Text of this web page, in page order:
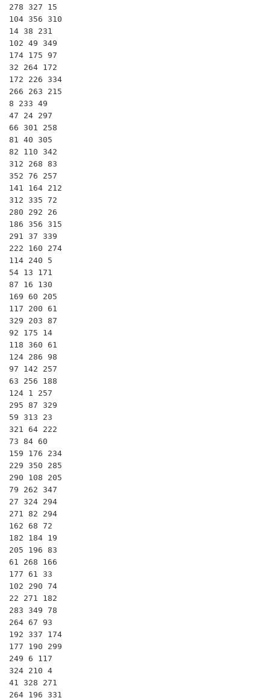
278 327 15
104 356 310
14 38 231
102 49 349
174 175 97
32 264 172
172 226 334
266 263 215
8 233 49
47 24 297
66 301 258
81 40 305
82 110 342
312 268 83
352 76 257
141 164 212
312 335 72
280 292 26
186 356 315
291 37 339
222 160 274
114 240 5
54 13 171
87 16 130
169 60 205
117 200 61
329 203 87
92 175 14
118 360 61
124 286 98
97 142 257
63 256 188
124 1 257
295 87 329
59 313 23
321 64 222
73 84 60
159 176 234
229 350 285
290 108 205
79 262 347
27 324 294
271 82 294
162 68 72
182 184 19
205 196 83
61 268 166
177 61 33
102 290 74
22 271 182
283 349 78
264 67 93
192 337 174
177 190 299
249 6 117
324 210 4
41 328 271
264 196 331